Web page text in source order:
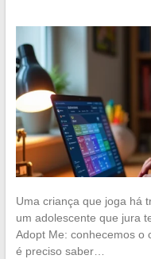
Uma criança que joga há
um adolescente que jura
Adopt Me: conhecemos o
é preciso saber…